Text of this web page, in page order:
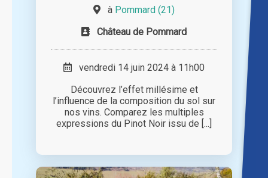
à Pommard (21)
Château de Pommard
vendredi 14 juin 2024 à 11h00
Découvrez l’effet millésime et
l’influence de la composition du sol sur
nos vins. Comparez les multiples
expressions du Pinot Noir issu de [...]